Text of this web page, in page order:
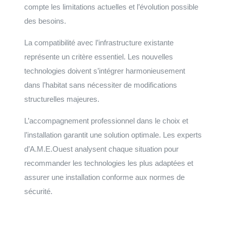
compte les limitations actuelles et l’évolution possible
des besoins.
La compatibilité avec l’infrastructure existante
représente un critère essentiel. Les nouvelles
technologies doivent s’intégrer harmonieusement
dans l’habitat sans nécessiter de modifications
structurelles majeures.
L’accompagnement professionnel dans le choix et
l’installation garantit une solution optimale. Les experts
d’A.M.E.Ouest analysent chaque situation pour
recommander les technologies les plus adaptées et
assurer une installation conforme aux normes de
sécurité.